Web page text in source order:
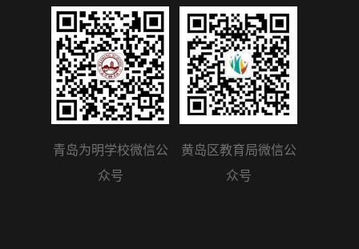
青岛为明学校微信公
众号
黄岛区教育局微信公
众号